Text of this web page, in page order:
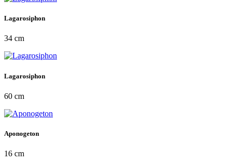
Lagarosiphon
34 cm
Lagarosiphon
60 cm
Aponogeton
16 cm